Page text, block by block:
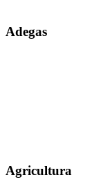
Adegas
Agricultura